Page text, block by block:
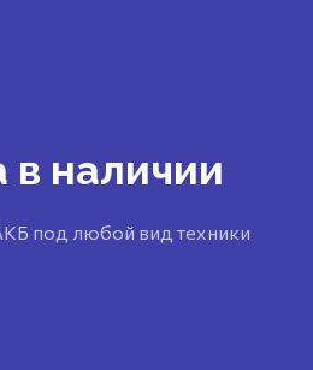
в наличии
под любой вид техники